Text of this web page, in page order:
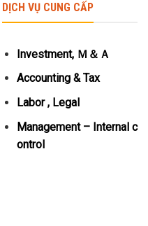
DỊCH VỤ CUNG CẤP
Investment, Ｍ＆Ａ
Accounting & Tax
Labor , Legal
Management – Internal c
ontrol